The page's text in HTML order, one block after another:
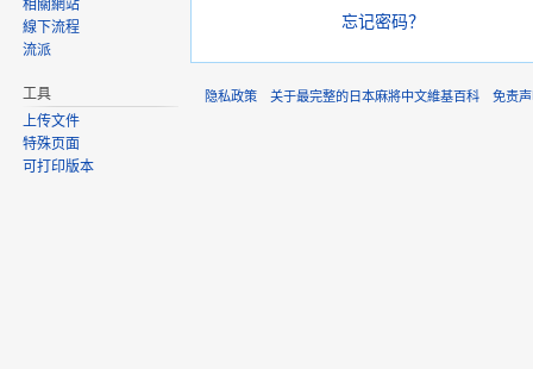
忘记密码？
相關網站
線下流程
流派
工具
上传文件
特殊页面
可打印版本
隐私政策 关于最完整的日本麻將中文維基百科 免责